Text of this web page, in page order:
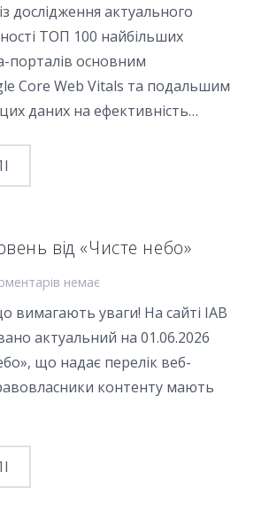
дослідження актуального
ТОП 100 найбільших
порталів основним
Core Web Vitals та подальшим
даних на ефективність…
від «Чисте небо»
немає
вимагають уваги! На сайті IAB
актуальний на 01.06.2026
що надає перелік веб-
контенту мають